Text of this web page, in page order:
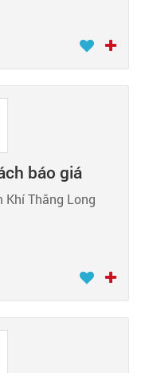
báo giá
Khí Thăng Long